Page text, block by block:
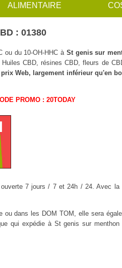
ALIMENTAIRE
: 01380
ou du 10-OH-HHC à St genis sur
CBD, résines CBD, fleurs de
prix Web, largement inférieur qu'en
PROMO : 20TODAY
7 jours / 7 et 24h / 24. Avec la
dans les DOM TOM, elle sera
qui expédie à St genis sur